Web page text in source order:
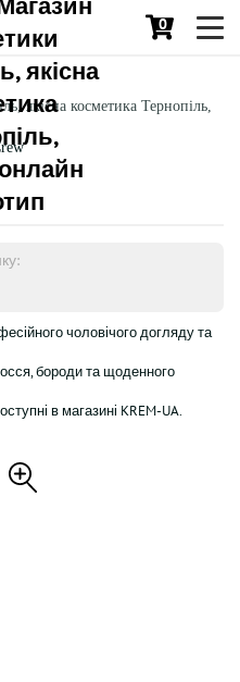
0
якісна косметика Тернопіль,
чоловічого догляду та
бороди та щоденного
в магазині KREM-UA.